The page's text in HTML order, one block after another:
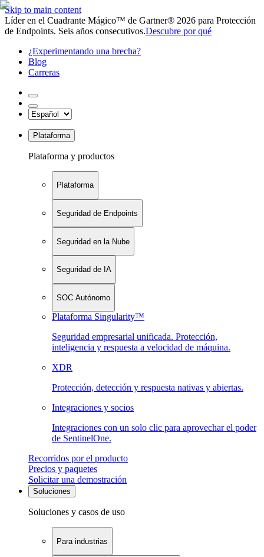
Skip to main content
Líder en el Cuadrante Mágico™ de Gartner® 2026 para Protección
de Endpoints. Seis años consecutivos.Descubre por qué
¿Experimentando una brecha?
Blog
Carreras
Plataforma
Plataforma y productos
Plataforma
Seguridad de Endpoints
Seguridad en la Nube
Seguridad de IA
SOC Autónomo
Plataforma Singularity™
Seguridad empresarial unificada. Protección,
inteligencia y respuesta a velocidad de máquina.
XDR
Protección, detección y respuesta nativas y abiertas.
Integraciones y socios
Integraciones con un solo clic para aprovechar el poder
de SentinelOne.
Recorridos por el producto
Precios y paquetes
Solicitar una demostración
Soluciones
Soluciones y casos de uso
Para industrias